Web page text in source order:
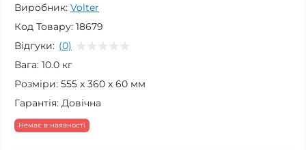
Виробник: Volter
Код Товару: 18679
Відгуки: (0)
Вага: 10.0 кг
Розміри: 555 x 360 x 60 мм
Гарантія: Довічна
Немає в наявності